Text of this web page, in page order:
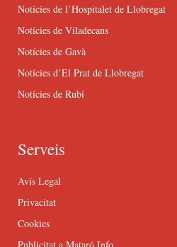
Notícies de l’Hospitalet de Llobregat
Notícies de Viladecans
Notícies de Gavà
Notícies d’El Prat de Llobregat
Notícies de Rubí
Serveis
Avís Legal
Privacitat
Cookies